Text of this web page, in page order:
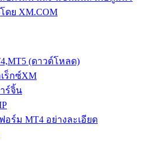
ดย XM.COM
(ดาวด์โหลด)
ร็กซ์XM
ร์จิ้น
ร์ม MT4 อย่างละเอียด